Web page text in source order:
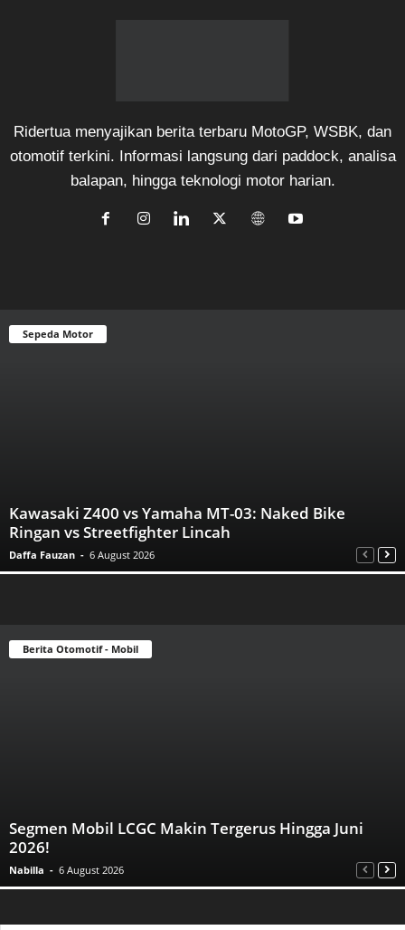
Ridertua menyajikan berita terbaru MotoGP, WSBK, dan
otomotif terkini. Informasi langsung dari paddock, analisa
balapan, hingga teknologi motor harian.
Sepeda Motor
Kawasaki Z400 vs Yamaha MT-03: Naked Bike
Ringan vs Streetfighter Lincah
Daffa Fauzan - 6 August 2026
Berita Otomotif - Mobil
Segmen Mobil LCGC Makin Tergerus Hingga Juni
2026!
Nabilla - 6 August 2026